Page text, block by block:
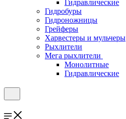
Гидравлические
Гидробуры
Гидроножницы
Грейферы
Харвестеры и мульчеры
Рыхлители
Мега рыхлители
Монолитные
Гидравлические